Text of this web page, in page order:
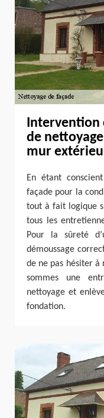
de
mur
En étant
façade pour la
tout à fait logique
tous les
Pour la sûreté
démoussage
de ne pas hésiter à
sommes une
nettoyage et
fondation.